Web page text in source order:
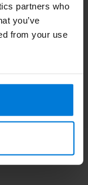
partners who
you’ve
from your use
an unseren
Blogs.
an